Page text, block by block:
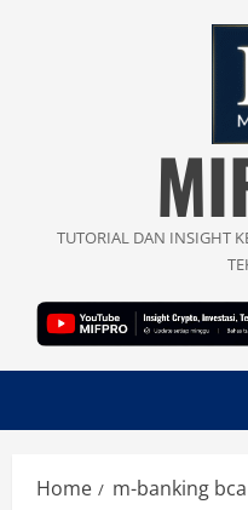
TUTORIAL DAN INSIGHT
Home m-banking bca